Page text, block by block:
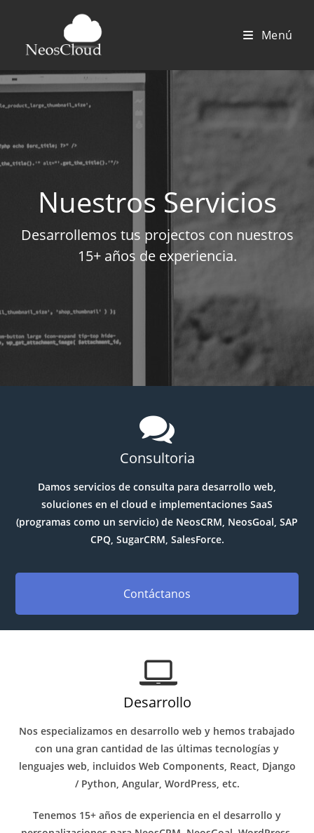
contenido
Menú
Nuestros Servicios
Desarrollemos tus projectos con nuestros
15+ años de experiencia.
Consultoria
Damos servicios de consulta para desarrollo web,
soluciones en el cloud e implementaciones SaaS
(programas como un servicio) de NeosCRM, NeosGoal, SAP
CPQ, SugarCRM, SalesForce.
Contáctanos
Desarrollo
Nos especializamos en desarrollo web y hemos trabajado
con una gran cantidad de las últimas tecnologías y
lenguajes web, incluidos Web Components, React, Django
/ Python, Angular, WordPress, etc.
Tenemos 15+ años de experiencia en el desarrollo y